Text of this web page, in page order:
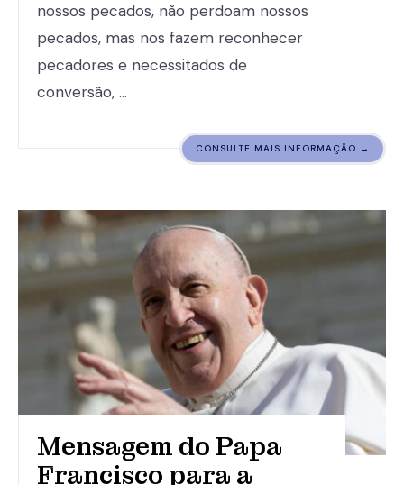
nossos pecados, não perdoam nossos
pecados, mas nos fazem reconhecer
pecadores e necessitados de
conversão, …
CONSULTE MAIS INFORMAÇÃO →
Mensagem do Papa
Francisco para a